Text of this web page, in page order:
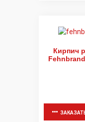
Кирпич